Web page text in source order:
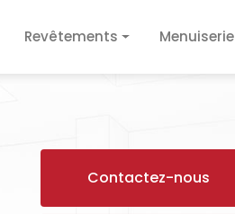
Revêtements Menuiserie
Contactez-nous